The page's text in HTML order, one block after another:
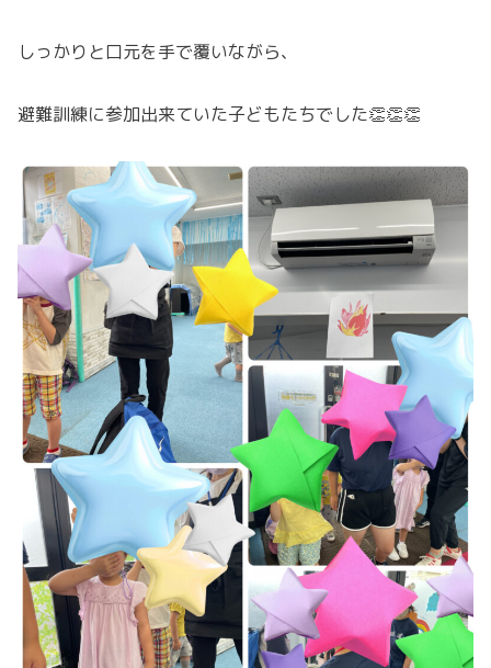
しっかりと口元を手で覆いながら、
避難訓練に参加出来ていた子どもたちでした👏👏👏